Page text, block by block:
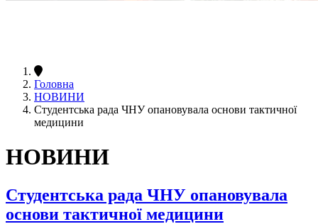
Головна
НОВИНИ
Студентська рада ЧНУ опановувала основи тактичної
медицини
НОВИНИ
Студентська рада ЧНУ опановувала
основи тактичної медицини